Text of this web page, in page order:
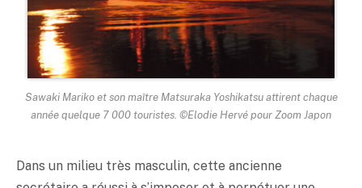
Sawaki Mariko et son maître Matsuraka Yoshikatsu attirent chaque
année quelque 7 000 touristes. ©Elodie Hervé pour Zoom Japon
Dans un milieu très masculin, cette ancienne